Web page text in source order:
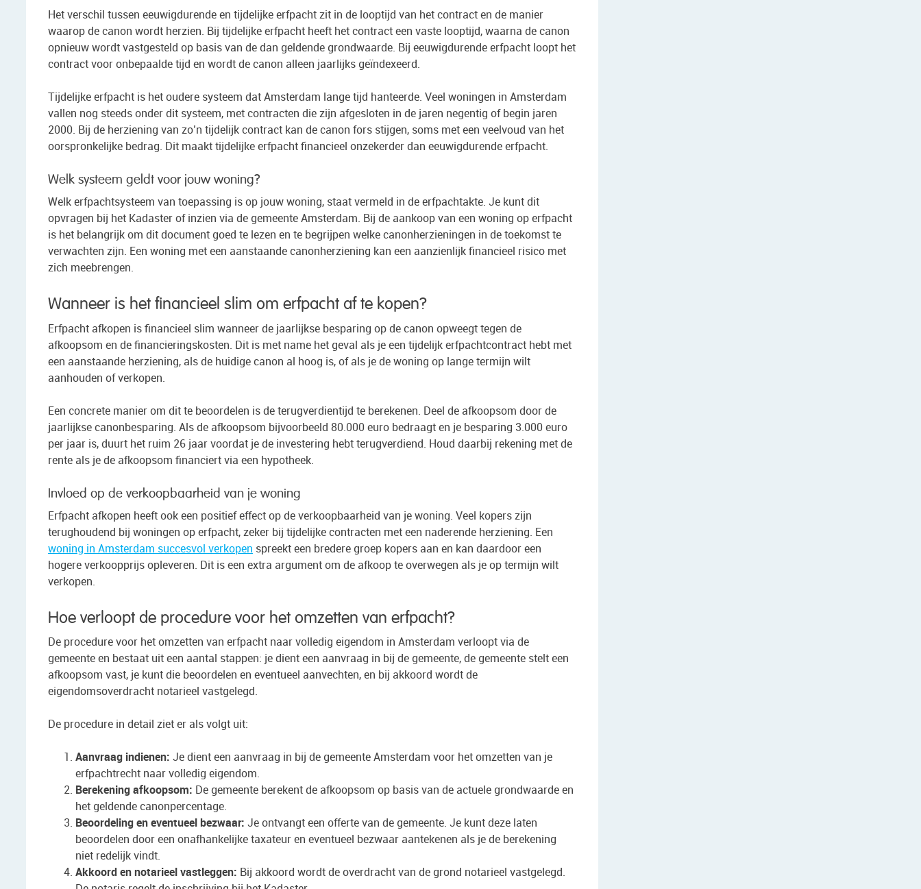
Het verschil tussen eeuwigdurende en tijdelijke erfpacht zit in de looptijd van het contract en de manier
waarop de canon wordt herzien. Bij tijdelijke erfpacht heeft het contract een vaste looptijd, waarna de canon
opnieuw wordt vastgesteld op basis van de dan geldende grondwaarde. Bij eeuwigdurende erfpacht loopt het
contract voor onbepaalde tijd en wordt de canon alleen jaarlijks geïndexeerd.
Tijdelijke erfpacht is het oudere systeem dat Amsterdam lange tijd hanteerde. Veel woningen in Amsterdam
vallen nog steeds onder dit systeem, met contracten die zijn afgesloten in de jaren negentig of begin jaren
2000. Bij de herziening van zo’n tijdelijk contract kan de canon fors stijgen, soms met een veelvoud van het
oorspronkelijke bedrag. Dit maakt tijdelijke erfpacht financieel onzekerder dan eeuwigdurende erfpacht.
Welk systeem geldt voor jouw woning?
Welk erfpachtsysteem van toepassing is op jouw woning, staat vermeld in de erfpachtakte. Je kunt dit
opvragen bij het Kadaster of inzien via de gemeente Amsterdam. Bij de aankoop van een woning op erfpacht
is het belangrijk om dit document goed te lezen en te begrijpen welke canonherzieningen in de toekomst te
verwachten zijn. Een woning met een aanstaande canonherziening kan een aanzienlijk financieel risico met
zich meebrengen.
Wanneer is het financieel slim om erfpacht af te kopen?
Erfpacht afkopen is financieel slim wanneer de jaarlijkse besparing op de canon opweegt tegen de
afkoopsom en de financieringskosten. Dit is met name het geval als je een tijdelijk erfpachtcontract hebt met
een aanstaande herziening, als de huidige canon al hoog is, of als je de woning op lange termijn wilt
aanhouden of verkopen.
Een concrete manier om dit te beoordelen is de terugverdientijd te berekenen. Deel de afkoopsom door de
jaarlijkse canonbesparing. Als de afkoopsom bijvoorbeeld 80.000 euro bedraagt en je besparing 3.000 euro
per jaar is, duurt het ruim 26 jaar voordat je de investering hebt terugverdiend. Houd daarbij rekening met de
rente als je de afkoopsom financiert via een hypotheek.
Invloed op de verkoopbaarheid van je woning
Erfpacht afkopen heeft ook een positief effect op de verkoopbaarheid van je woning. Veel kopers zijn
terughoudend bij woningen op erfpacht, zeker bij tijdelijke contracten met een naderende herziening. Een
woning in Amsterdam succesvol verkopen spreekt een bredere groep kopers aan en kan daardoor een
hogere verkoopprijs opleveren. Dit is een extra argument om de afkoop te overwegen als je op termijn wilt
verkopen.
Hoe verloopt de procedure voor het omzetten van erfpacht?
De procedure voor het omzetten van erfpacht naar volledig eigendom in Amsterdam verloopt via de
gemeente en bestaat uit een aantal stappen: je dient een aanvraag in bij de gemeente, de gemeente stelt een
afkoopsom vast, je kunt die beoordelen en eventueel aanvechten, en bij akkoord wordt de
eigendomsoverdracht notarieel vastgelegd.
De procedure in detail ziet er als volgt uit:
Aanvraag indienen: Je dient een aanvraag in bij de gemeente Amsterdam voor het omzetten van je
erfpachtrecht naar volledig eigendom.
Berekening afkoopsom: De gemeente berekent de afkoopsom op basis van de actuele grondwaarde en
het geldende canonpercentage.
Beoordeling en eventueel bezwaar: Je ontvangt een offerte van de gemeente. Je kunt deze laten
beoordelen door een onafhankelijke taxateur en eventueel bezwaar aantekenen als je de berekening
niet redelijk vindt.
Akkoord en notarieel vastleggen: Bij akkoord wordt de overdracht van de grond notarieel vastgelegd.